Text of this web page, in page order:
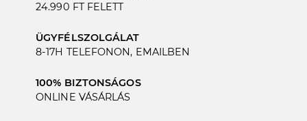
24.990 FT FELETT
ÜGYFÉLSZOLGÁLAT
8-17H TELEFONON, EMAILBEN
100% BIZTONSÁGOS
ONLINE VÁSÁRLÁS